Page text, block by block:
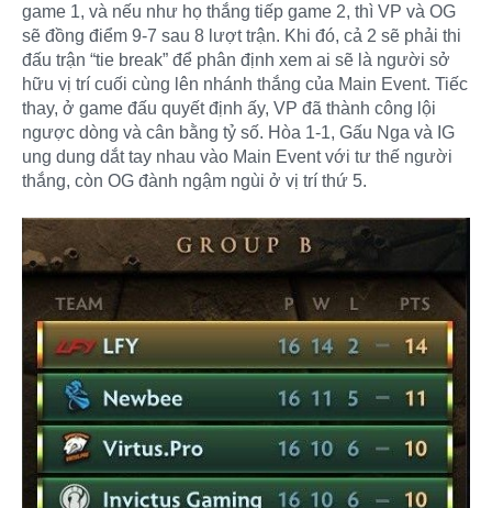
game 1, và nếu như họ thắng tiếp game 2, thì VP và OG
sẽ đồng điểm 9-7 sau 8 lượt trận. Khi đó, cả 2 sẽ phải thi
đấu trận “tie break” để phân định xem ai sẽ là người sở
hữu vị trí cuối cùng lên nhánh thắng của Main Event. Tiếc
thay, ở game đấu quyết định ấy, VP đã thành công lội
ngược dòng và cân bằng tỷ số. Hòa 1-1, Gấu Nga và IG
ung dung dắt tay nhau vào Main Event với tư thế người
thắng, còn OG đành ngậm ngùi ở vị trí thứ 5.